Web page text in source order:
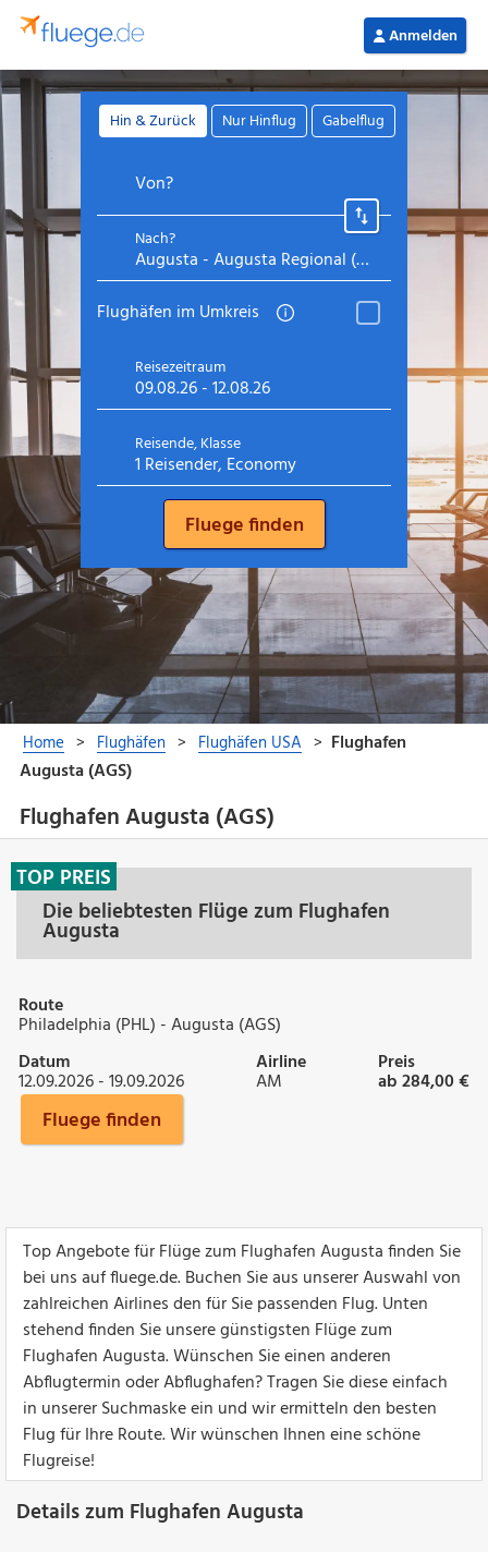
Flughafen Augusta (AGS)
Die beliebtesten Flüge zum Flughafen
Augusta
TOP PREIS
Route
Philadelphia (PHL) - Augusta (AGS)
Datum
12.09.2026 - 19.09.2026
Airline
AM
Preis
ab 284,00 €
Fluege finden
Top Angebote für Flüge zum Flughafen Augusta finden Sie
bei uns auf fluege.de. Buchen Sie aus unserer Auswahl von
zahlreichen Airlines den für Sie passenden Flug. Unten
stehend finden Sie unsere günstigsten Flüge zum
Flughafen Augusta. Wünschen Sie einen anderen
Abflugtermin oder Abflughafen? Tragen Sie diese einfach
in unserer Suchmaske ein und wir ermitteln den besten
Flug für Ihre Route. Wir wünschen Ihnen eine schöne
Flugreise!
Details zum Flughafen Augusta